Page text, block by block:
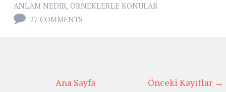
ANLAM NEDIR, ÖRNEKLERLE KONULAR
27 COMMENTS
Önceki Kayıtlar →
Ana Sayfa